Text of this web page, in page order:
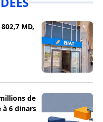
MD,
à 6 dinars